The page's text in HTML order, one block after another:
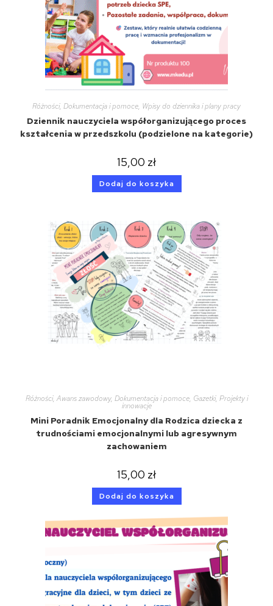
Różności, Dokumentacja i pomoce, Wpisy do dziennika i plany pracy
Dziennik nauczyciela współorganizującego proces
kształcenia w przedszkolu (podzielone na kategorie)
15,00 zł
Dodaj do koszyka
Różności, Awans zawodowy, Dokumentacja i pomoce, Gazetki, Projekty i
innowacje
Mini Poradnik Emocjonalny dla Rodzica dziecka z
trudnościami emocjonalnymi lub agresywnym
zachowaniem
15,00 zł
Dodaj do koszyka